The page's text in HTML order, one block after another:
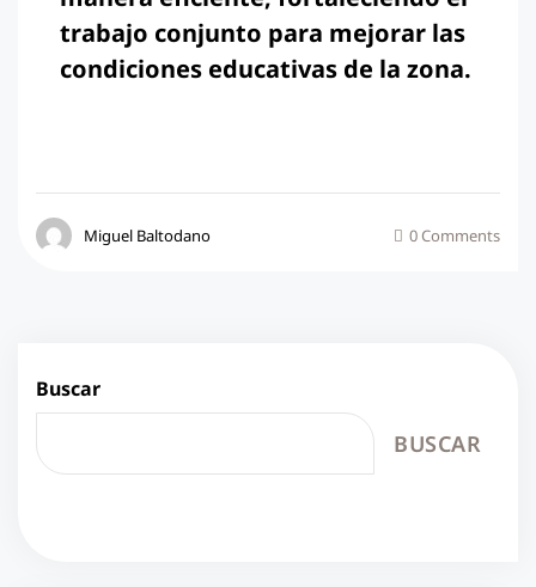
trabajo conjunto para mejorar las
condiciones educativas de la zona.
Miguel Baltodano 0 Comments
Buscar
BUSCAR